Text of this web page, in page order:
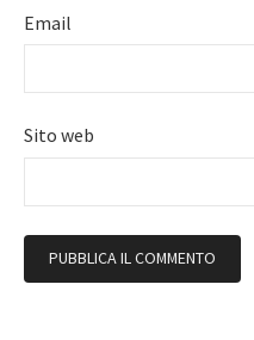
Email
Sito web